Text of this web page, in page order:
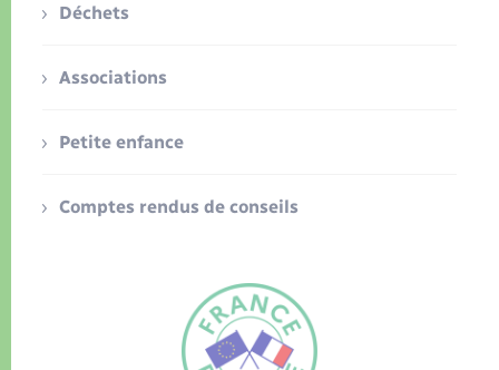
Déchets
Associations
Petite enfance
Comptes rendus de conseils